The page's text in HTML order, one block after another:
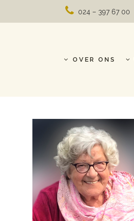
024 – 397 67 00
OVER ONS